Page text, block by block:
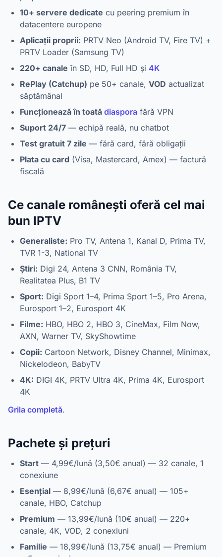
10+ servere dedicate cu peering premium în
datacentere europene
Aplicații proprii: PRTV Neo (Android TV, Fire TV) +
PRTV Loader (Samsung TV)
220+ canale în SD, HD, Full HD și 4K
RePlay (Catchup) pe 50+ canale, VOD actualizat
săptămânal
Funcționează în toată diaspora fără VPN
Suport 24/7 — echipă reală, nu chatbot
Test gratuit 7 zile — fără card, fără obligații
Plata cu card (Visa, Mastercard, Amex) — factură
fiscală
Ce canale românești oferă cel mai
bun IPTV
Generaliste: Pro TV, Antena 1, Kanal D, Prima TV,
TVR 1-3, National TV
Știri: Digi 24, Antena 3 CNN, România TV,
Realitatea Plus, B1 TV
Sport: Digi Sport 1–4, Prima Sport 1–5, Pro Arena,
Eurosport 1–2, Eurosport 4K
Filme: HBO, HBO 2, HBO 3, CineMax, Film Now,
AXN, Warner TV, SkyShowtime
Copii: Cartoon Network, Disney Channel, Minimax,
Nickelodeon, BabyTV
4K: DIGI 4K, PRTV Ultra 4K, Prima 4K, Eurosport
4K
Grila completă.
Pachete și prețuri
Start — 4,99€/lună (3,50€ anual) — 32 canale, 1
conexiune
Esențial — 8,99€/lună (6,67€ anual) — 105+
canale, HBO, Catchup
Premium — 13,99€/lună (10€ anual) — 220+
canale, 4K, VOD, 2 conexiuni
Familie — 18,99€/lună (13,75€ anual) — Premium